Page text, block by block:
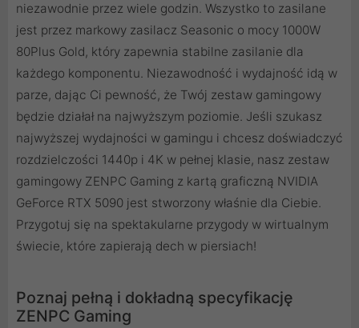
niezawodnie przez wiele godzin. Wszystko to zasilane
jest przez markowy zasilacz Seasonic o mocy 1000W
80Plus Gold, który zapewnia stabilne zasilanie dla
każdego komponentu. Niezawodność i wydajność idą w
parze, dając Ci pewność, że Twój zestaw gamingowy
będzie działał na najwyższym poziomie. Jeśli szukasz
najwyższej wydajności w gamingu i chcesz doświadczyć
rozdzielczości 1440p i 4K w pełnej klasie, nasz zestaw
gamingowy ZENPC Gaming z kartą graficzną NVIDIA
GeForce RTX 5090 jest stworzony właśnie dla Ciebie.
Przygotuj się na spektakularne przygody w wirtualnym
świecie, które zapierają dech w piersiach!
Poznaj pełną i dokładną specyfikację
ZENPC Gaming